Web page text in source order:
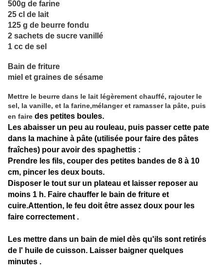
500g de farine
25 cl de lait
125 g de beurre fondu
2 sachets de sucre vanillé
1 cc de sel
Bain de friture
miel et graines de sésame
Mettre le beurre dans le lait légèrement chauffé, rajouter le
sel, la vanille, et la farine,mélanger et ramasser la pâte, puis
en faire des petites boules.
Les abaisser un peu au rouleau, puis passer cette pate
dans la machine à pâte (utilisée pour faire des pâtes
fraîches) pour avoir des spaghettis :
Prendre les fils, couper des petites bandes de 8 à 10
cm, pincer les deux bouts.
Disposer le tout sur un plateau et laisser reposer au
moins 1 h. Faire chauffer le bain de friture et
cuire.Attention, le feu doit être assez doux pour les
faire correctement .
Les mettre dans un bain de miel dès qu'ils sont retirés
de l' huile de cuisson. Laisser baigner quelques
minutes .